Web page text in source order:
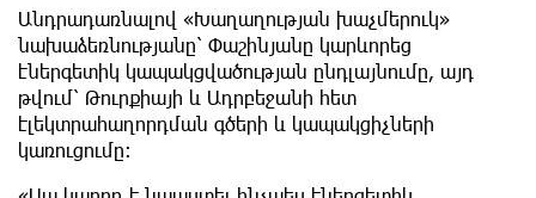
Անդրադառնալով «Խաղաղության խաչմերուկ»
նախաձեռնությանը՝ Փաշինյանը կարևորեց
էներգետիկ կապակցվածության ընդլայնումը, այդ
թվում՝ Թուրքիայի և Ադրբեջանի հետ
էլեկտրահաղորդման գծերի և կապակցիչների
կառուցումը։